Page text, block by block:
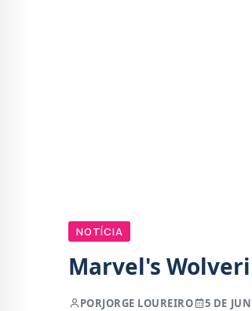
NOTÍCIA
Marvel's
PORJORGE LOUREIRO 5 DE